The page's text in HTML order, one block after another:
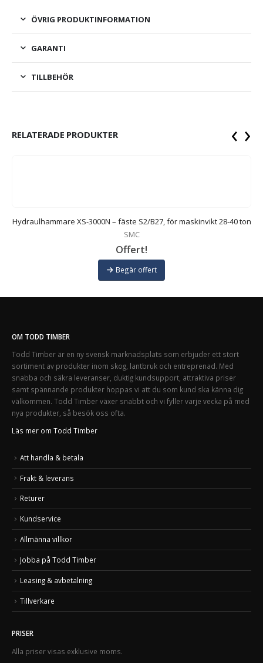
ÖVRIG PRODUKTINFORMATION
GARANTI
TILLBEHÖR
RELATERADE PRODUKTER
Hydraulhammare XS-3000N – fäste S2/B27, för maskinvikt 28-40 ton
SMC
Offert!
Begär offert
‹ ›
OM TODD TIMBER
Todd Timber är en ny svensk marknadsplats som erbjuder ett stort
sortiment av produkter inom skog, lantbruk och entreprenad. Med
snabba och säkra leveranser, duktig kundsupport, attraktiva priser
samt spännande produkter hoppas vi att du som kund ska känna dig
välkommen. Todd Timber växer snabbt och vi fyller varje vecka på med
nya produkter, så besök oss ofta.
Läs mer om Todd Timber
Att handla & betala
Frakt & leverans
Returer
Kundservice
Allmänna villkor
Jobba på Todd Timber
Leasing & avbetalning
Tillverkare
PRISER
Alla priser visas exklusive moms.